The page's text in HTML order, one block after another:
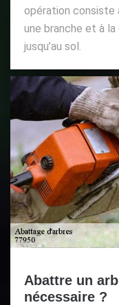
opération consiste
une branche et à
jusqu’au sol.
Abattre un
nécessaire ?